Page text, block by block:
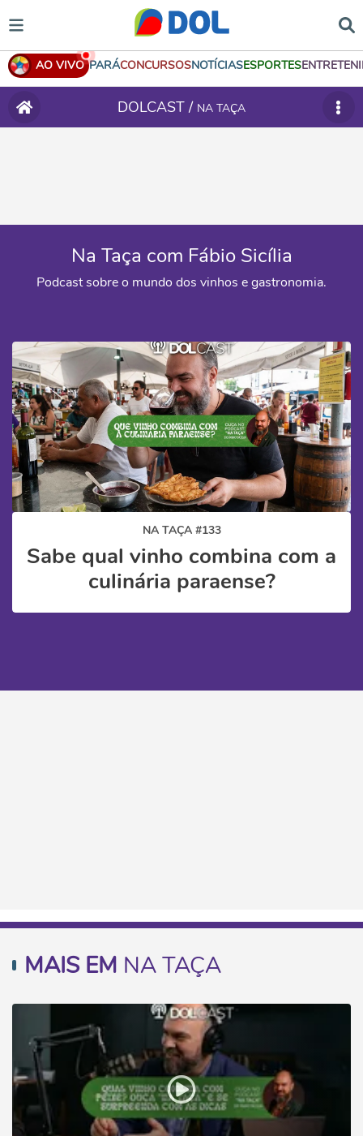
AO VIVO PARÁCONCURSOSNOTÍCIASESPORTES
DOLCAST / NA TAÇA
Na Taça com Fábio Sicília
Podcast sobre o mundo dos vinhos e gastronomia.
NA TAÇA #133
Sabe qual vinho combina com a
culinária paraense?
MAIS EM NA TAÇA